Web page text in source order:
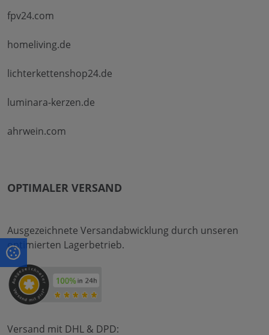
fpv24.com
homeliving.de
lichterkettenshop24.de
luminara-kerzen.de
ahrwein.com
OPTIMALER VERSAND
Ausgezeichnete Versandabwicklung durch unseren
optimierten Lagerbetrieb.
Versand mit DHL & DPD: